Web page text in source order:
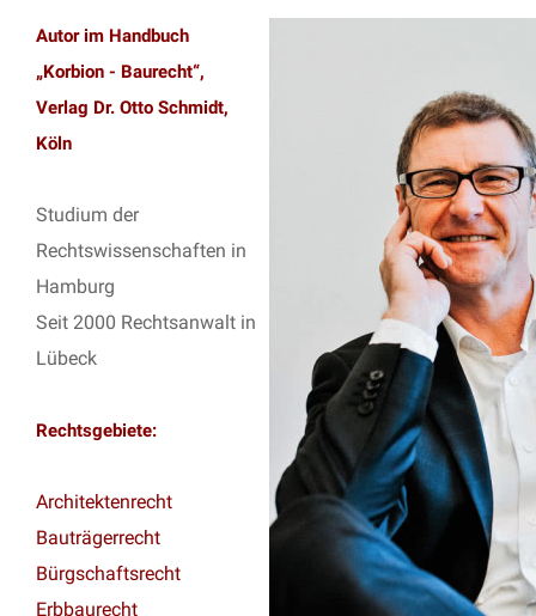
Autor im Handbuch
„Korbion - Baurecht“,
Verlag Dr. Otto Schmidt,
Köln
Studium der
Rechtswissenschaften in
Hamburg
Seit 2000 Rechtsanwalt in
Lübeck
Rechtsgebiete:
Architektenrecht
Bauträgerrecht
Bürgschaftsrecht
Erbbaurecht